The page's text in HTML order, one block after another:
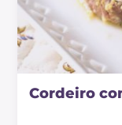
Cordeiro